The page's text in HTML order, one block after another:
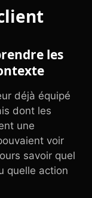
les
déjà équipé
dont les
une
voir
savoir quel
quelle action